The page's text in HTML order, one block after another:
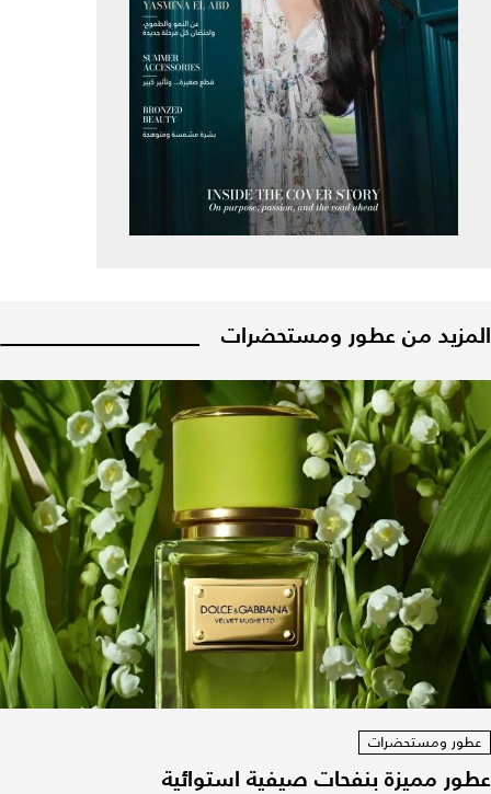
المزيد من عطور ومستحضرات
عطور ومستحضرات
عطور مميزة بنفحات صيفية استوائية